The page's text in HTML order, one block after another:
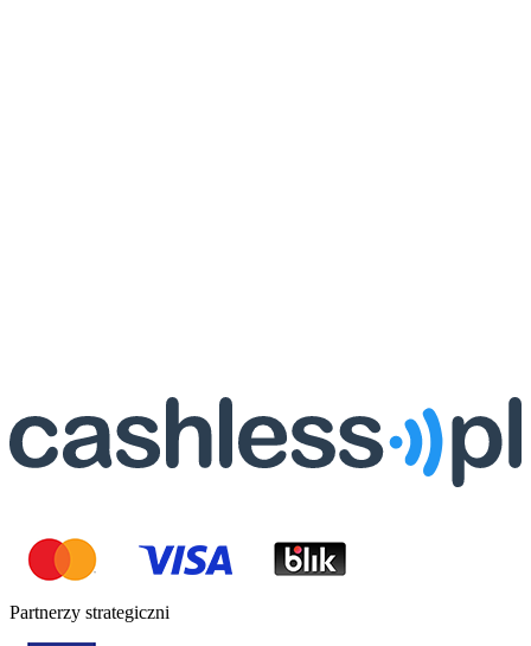
Partnerzy strategiczni